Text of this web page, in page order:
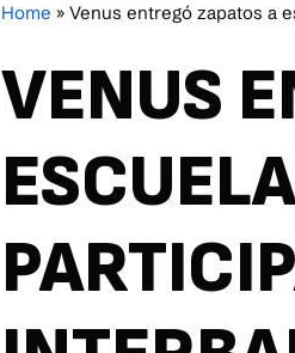
Home » Venus entregó zapatos a
VENUS